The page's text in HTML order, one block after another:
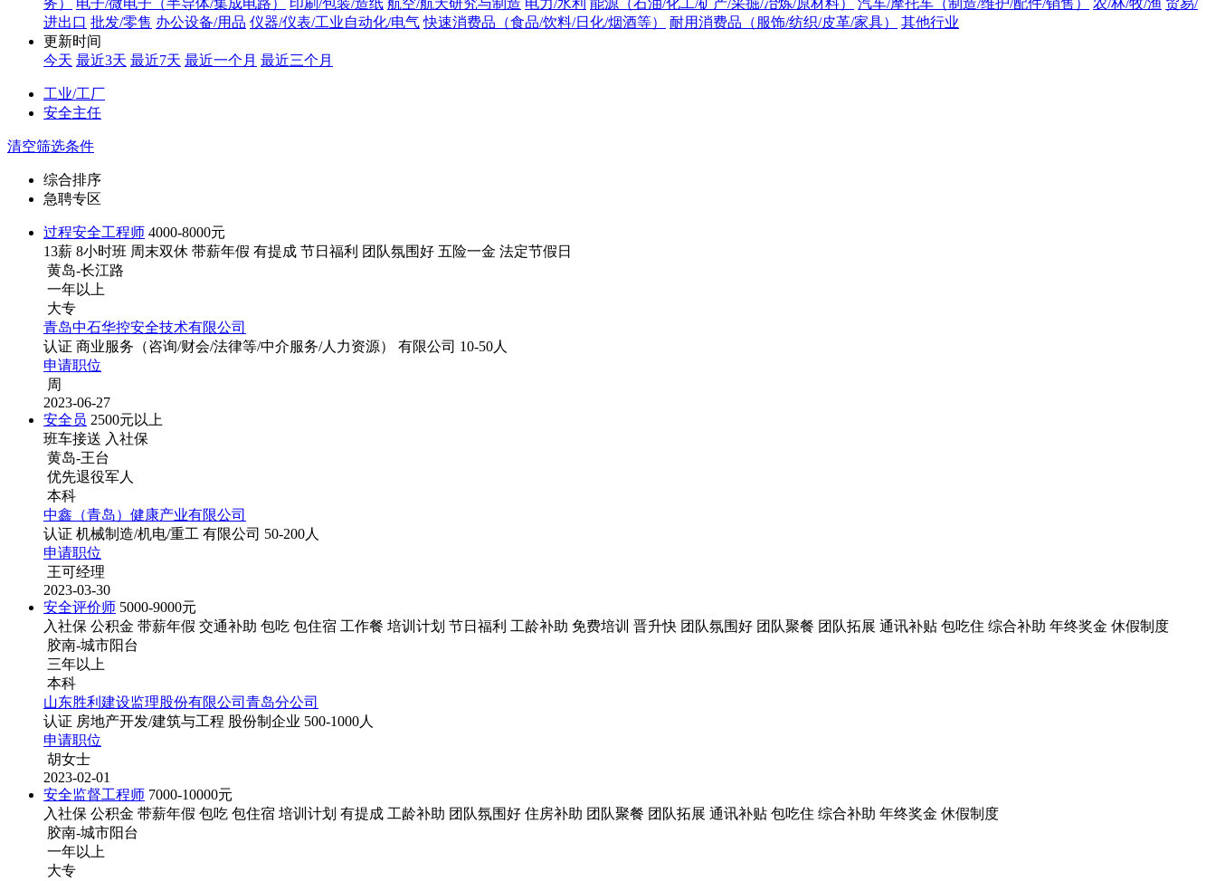
务）
电子/微电子（半导体/集成电路） 印刷/包装/造纸 航空/航天研究与制造 电力/水利 能源（石油/化工/矿产/采掘/冶炼/原材料） 汽车/摩托车（制造/维护/配件/销售） 农/林/牧/渔 贸易/
进出口 批发/零售 办公设备/用品 仪器/仪表/工业自动化/电气 快速消费品（食品/饮料/日化/烟酒等） 耐用消费品（服饰/纺织/皮革/家具）
其他行业
更新时间
今天 最近3天 最近7天 最近一个月 最近三个月
工业/工厂
安全主任
清空筛选条件
综合排序
急聘专区
过程安全工程师 4000-8000元
13薪 8小时班 周末双休 带薪年假 有提成 节日福利 团队氛围好 五险一金 法定节假日
黄岛-长江路
一年以上
大专
青岛中石华控安全技术有限公司
认证 商业服务（咨询/财会/法律等/中介服务/人力资源） 有限公司 10-50人
申请职位
周
2023-06-27
安全员 2500元以上
班车接送 入社保
黄岛-王台
优先退役军人
本科
中鑫（青岛）健康产业有限公司
认证 机械制造/机电/重工 有限公司 50-200人
申请职位
王可经理
2023-03-30
安全评价师 5000-9000元
入社保 公积金 带薪年假 交通补助 包吃 包住宿 工作餐 培训计划 节日福利 工龄补助 免费培训 晋升快 团队氛围好 团队聚餐 团队拓展 通讯补贴 包吃住 综合补助 年终奖金 休假制度
胶南-城市阳台
三年以上
本科
山东胜利建设监理股份有限公司青岛分公司
认证 房地产开发/建筑与工程 股份制企业 500-1000人
申请职位
胡女士
2023-02-01
安全监督工程师 7000-10000元
入社保 公积金 带薪年假 包吃 包住宿 培训计划 有提成 工龄补助 团队氛围好 住房补助 团队聚餐 团队拓展 通讯补贴 包吃住 综合补助 年终奖金 休假制度
胶南-城市阳台
一年以上
大专